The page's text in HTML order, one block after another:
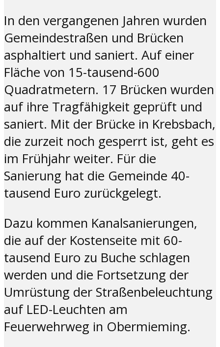
In den vergangenen Jahren wurden
Gemeindestraßen und Brücken
asphaltiert und saniert. Auf einer
Fläche von 15-tausend-600
Quadratmetern. 17 Brücken wurden
auf ihre Tragfähigkeit geprüft und
saniert. Mit der Brücke in Krebsbach,
die zurzeit noch gesperrt ist, geht es
im Frühjahr weiter. Für die
Sanierung hat die Gemeinde 40-
tausend Euro zurückgelegt.
Dazu kommen Kanalsanierungen,
die auf der Kostenseite mit 60-
tausend Euro zu Buche schlagen
werden und die Fortsetzung der
Umrüstung der Straßenbeleuchtung
auf LED-Leuchten am
Feuerwehrweg in Obermieming.